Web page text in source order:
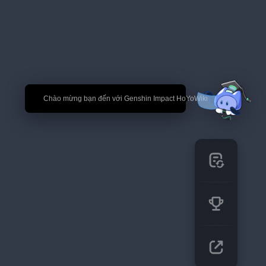
🎉 Chào mừng bạn đến với Genshin Impact HoYoWiki